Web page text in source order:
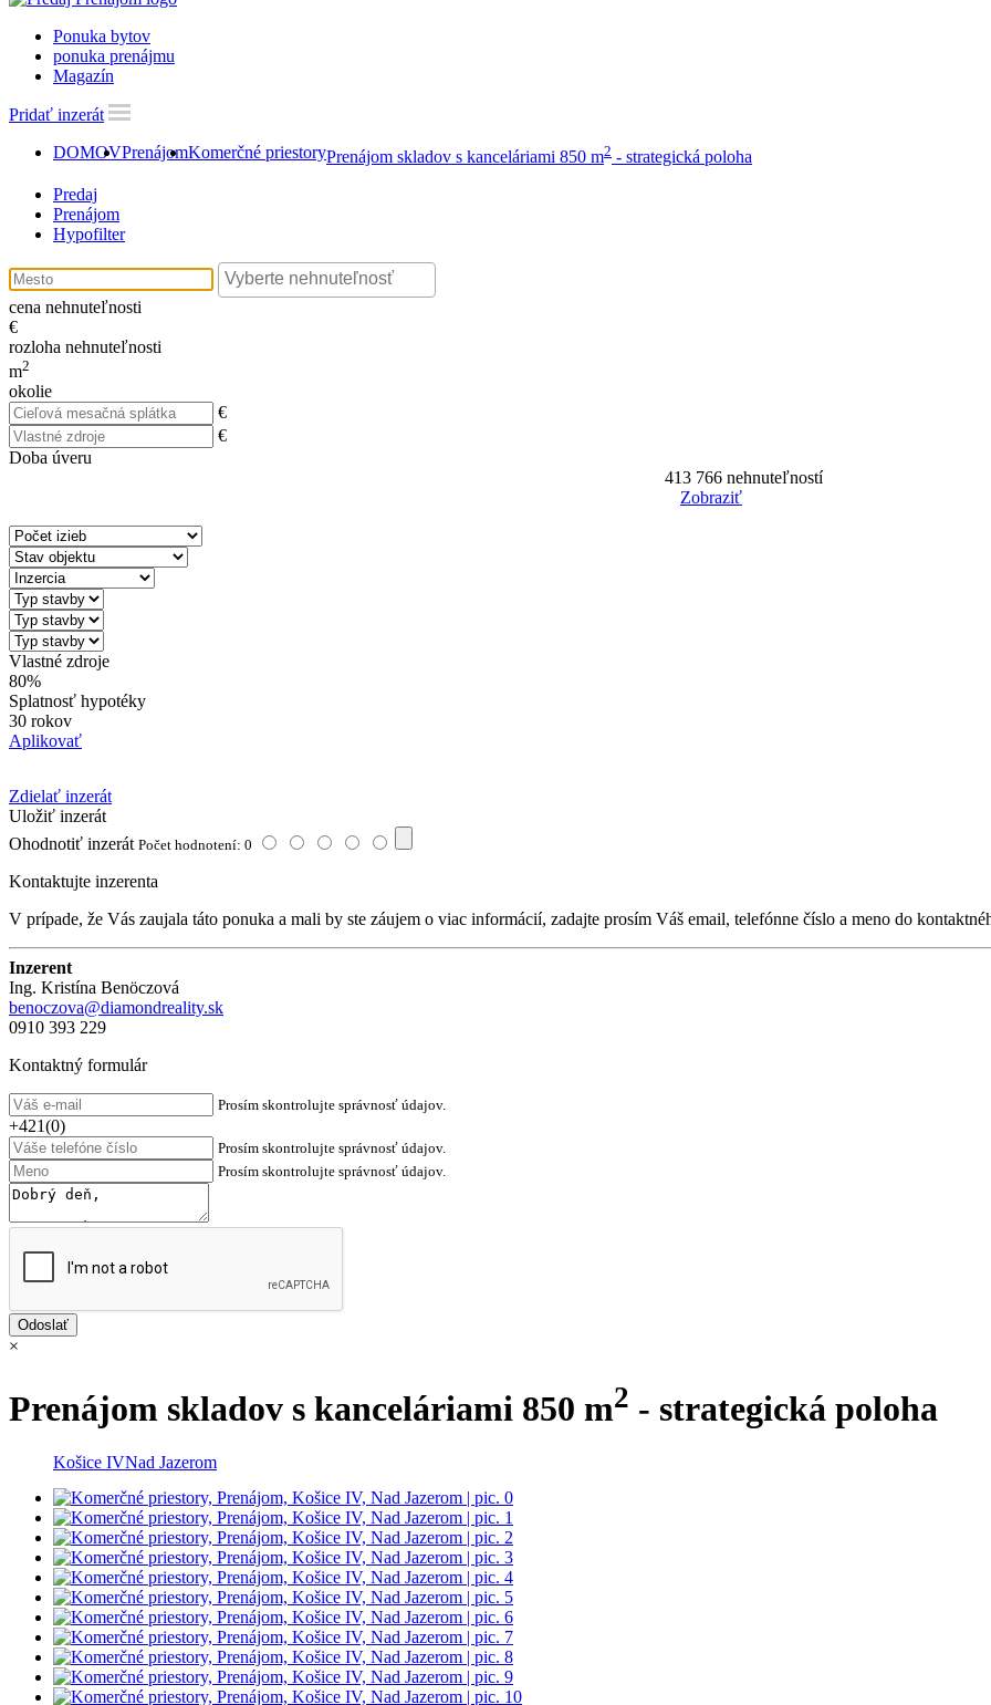
Ponuka bytov
ponuka prenájmu
Magazín
Pridať inzerát
DOMOVPrenájomKomerčné priestoryPrenájom skladov s kanceláriami 850 m2 - strategická poloha
Predaj
Prenájom
Hypofilter
cena nehnuteľnosti
€
rozloha nehnuteľnosti
m2
okolie
€
€
Doba úveru
413 766nehnuteľností
Zobraziť
Vlastné zdroje
80%
Splatnosť hypotéky
30 rokov
Aplikovať
Zdielať inzerát
Uložiť inzerát
Ohodnotiť inzerát Počet hodnotení: 0
Kontaktujte inzerenta
V prípade, že Vás zaujala táto ponuka a mali by ste záujem o viac informácií, zadajte prosím Váš email, telefónne číslo a meno do
Inzerent
Ing. Kristína Benöczová
benoczova@diamondreality.sk
0910 393 229
Kontaktný formulár
Prosím skontrolujte správnosť údajov.
+421(0)
Prosím skontrolujte správnosť údajov.
Prosím skontrolujte správnosť údajov.
×
Prenájom skladov s kanceláriami 850 m2 - strategická poloha
Košice IVNad Jazerom